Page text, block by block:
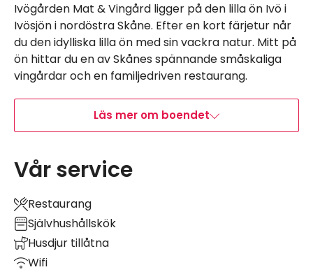
Ivögården Mat & Vingård ligger på den lilla ön Ivö i
Ivösjön i nordöstra Skåne. Efter en kort färjetur når
du den idylliska lilla ön med sin vackra natur. Mitt på
ön hittar du en av Skånes spännande småskaliga
vingårdar och en familjedriven restaurang.
Läs mer om boendet
Vår service
Restaurang
Självhushållskök
Husdjur tillåtna
Wifi